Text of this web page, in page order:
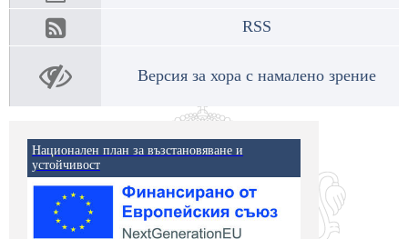
RSS
Версия за хора с намалено зрение
Национален план за възстановяване и
устойчивост